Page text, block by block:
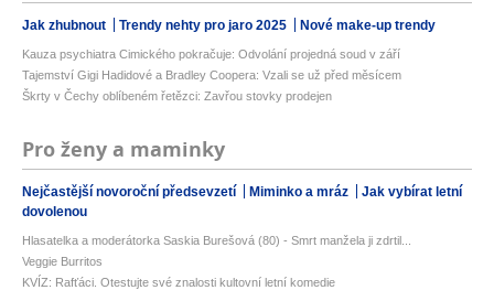
Jak zhubnout Trendy nehty pro jaro 2025 Nové make-up trendy
Kauza psychiatra Cimického pokračuje: Odvolání projedná soud v září
Tajemství Gigi Hadidové a Bradley Coopera: Vzali se už před měsícem
Škrty v Čechy oblíbeném řetězci: Zavřou stovky prodejen
Pro ženy a maminky
Nejčastější novoroční předsevzetí Miminko a mráz
Jak vybírat letní
dovolenou
Hlasatelka a moderátorka Saskia Burešová (80) - Smrt manžela ji zdrtil...
Veggie Burritos
KVÍZ: Rafťáci. Otestujte své znalosti kultovní letní komedie